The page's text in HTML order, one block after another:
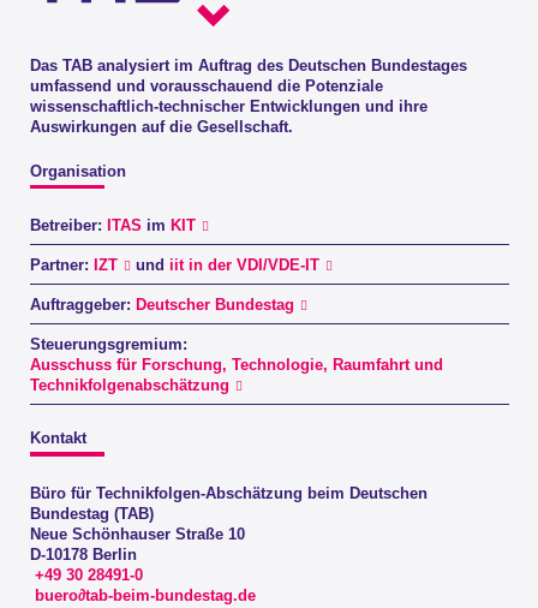
Das TAB analysiert im Auftrag des Deutschen Bundestages
umfassend und vorausschauend die Potenziale
wissenschaftlich-technischer Entwicklungen und ihre
Auswirkungen auf die Gesellschaft.
Organisation
Betreiber: ITAS im KIT
Partner: IZT und iit in der VDI/VDE-IT
Auftraggeber: Deutscher Bundestag
Steuerungsgremium:
Ausschuss für Forschung, Technologie, Raumfahrt und
Technikfolgenabschätzung
Kontakt
Büro für Technikfolgen-Abschätzung beim Deutschen
Bundestag (TAB)
Neue Schönhauser Straße 10
D-10178 Berlin
+49 30 28491-0
buero∂tab-beim-bundestag.de